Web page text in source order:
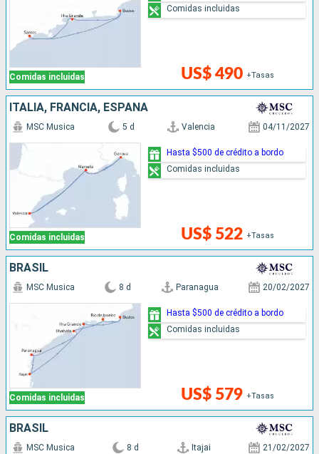
Comidas incluidas US$ 490 +Tasas
Comidas incluidas
ITALIA, FRANCIA, ESPAÑA
Comidas incluidas
MSC Musica 5 d Valencia 04/11/2027
US$ 522 +Tasas
Hasta $500 de crédito a bordo
Comidas incluidas
BRASIL
Comidas incluidas
MSC Musica 8 d Paranagua 20/02/2027
US$ 579 +Tasas
Hasta $500 de crédito a bordo
Comidas incluidas
BRASIL
MSC Musica 8 d Itajai 21/02/2027